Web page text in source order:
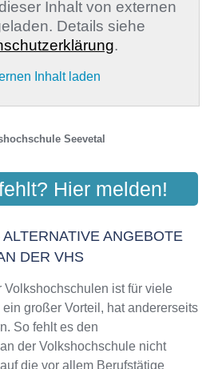
Inhalt von externen
Details siehe
.
Inhalt laden
Seevetal
HARBURG
11 a, 21220 Seevetal/Maschen
Hier melden!
ANGEBOTE
DER VHS
Volkshochschulen ist für viele
großer Vorteil, hat andererseits
So fehlt es den
der Volkshochschule nicht
die vor allem Berufstätige